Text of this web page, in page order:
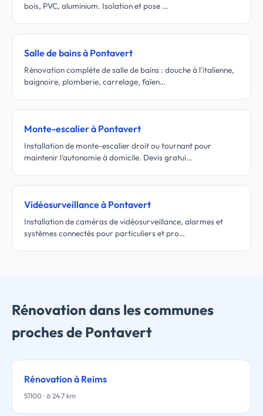
bois, PVC, aluminium. Isolation et pose …
Salle de bains à Pontavert
Rénovation complète de salle de bains : douche à l'italienne,
baignoire, plomberie, carrelage, faïen…
Monte-escalier à Pontavert
Installation de monte-escalier droit ou tournant pour
maintenir l'autonomie à domicile. Devis gratui…
Vidéosurveillance à Pontavert
Installation de caméras de vidéosurveillance, alarmes et
systèmes connectés pour particuliers et pro…
Rénovation dans les communes
proches de Pontavert
Rénovation à Reims
51100 · à 24.7 km